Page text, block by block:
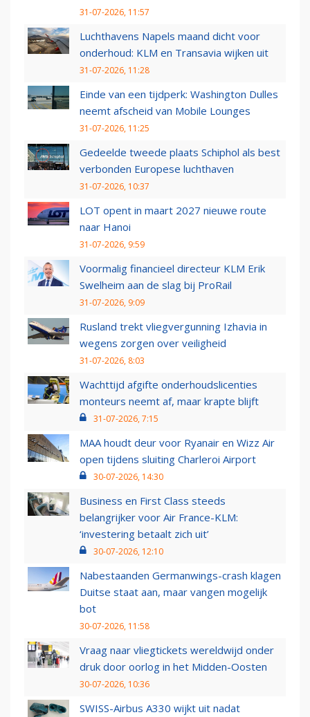
31-07-2026, 11:57
Luchthavens Napels maand dicht voor
onderhoud: KLM en Transavia wijken uit
31-07-2026, 11:28
Einde van een tijdperk: Washington Dulles
neemt afscheid van Mobile Lounges
31-07-2026, 11:25
Gedeelde tweede plaats Schiphol als best
verbonden Europese luchthaven
31-07-2026, 10:37
LOT opent in maart 2027 nieuwe route
naar Hanoi
31-07-2026, 9:59
Voormalig financieel directeur KLM Erik
Swelheim aan de slag bij ProRail
31-07-2026, 9:09
Rusland trekt vliegvergunning Izhavia in
wegens zorgen over veiligheid
31-07-2026, 8:03
Wachttijd afgifte onderhoudslicenties
monteurs neemt af, maar krapte blijft
31-07-2026, 7:15
MAA houdt deur voor Ryanair en Wizz Air
open tijdens sluiting Charleroi Airport
30-07-2026, 14:30
Business en First Class steeds
belangrijker voor Air France-KLM:
‘investering betaalt zich uit’
30-07-2026, 12:10
Nabestaanden Germanwings-crash klagen
Duitse staat aan, maar vangen mogelijk
bot
30-07-2026, 11:58
Vraag naar vliegtickets wereldwijd onder
druk door oorlog in het Midden-Oosten
30-07-2026, 10:36
SWISS-Airbus A330 wijkt uit nadat